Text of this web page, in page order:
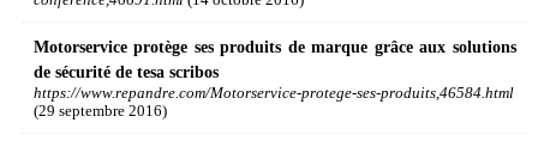
Motorservice protège ses produits de marque grâce aux solutions
de sécurité de tesa scribos
https://www.repandre.com/Motorservice-protege-ses-produits,46584.html
(29 septembre 2016)